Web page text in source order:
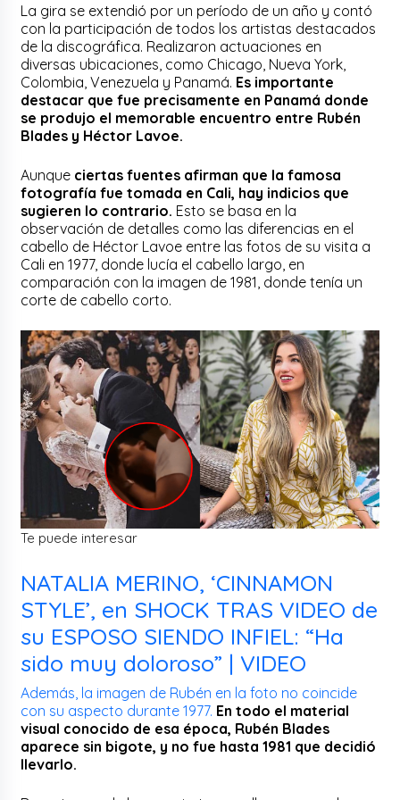
La gira se extendió por un período de un año y contó
con la participación de todos los artistas destacados
de la discográfica. Realizaron actuaciones en
diversas ubicaciones, como Chicago, Nueva York,
Colombia, Venezuela y Panamá. Es importante
destacar que fue precisamente en Panamá donde
se produjo el memorable encuentro entre Rubén
Blades y Héctor Lavoe.
Aunque ciertas fuentes afirman que la famosa
fotografía fue tomada en Cali, hay indicios que
sugieren lo contrario. Esto se basa en la
observación de detalles como las diferencias en el
cabello de Héctor Lavoe entre las fotos de su visita a
Cali en 1977, donde lucía el cabello largo, en
comparación con la imagen de 1981, donde tenía un
corte de cabello corto.
Te puede interesar
NATALIA MERINO, ‘CINNAMON
STYLE’, en SHOCK TRAS VIDEO de
su ESPOSO SIENDO INFIEL: “Ha
sido muy doloroso” | VIDEO
Además, la imagen de Rubén en la foto no coincide
con su aspecto durante 1977. En todo el material
visual conocido de esa época, Rubén Blades
aparece sin bigote, y no fue hasta 1981 que decidió
llevarlo.